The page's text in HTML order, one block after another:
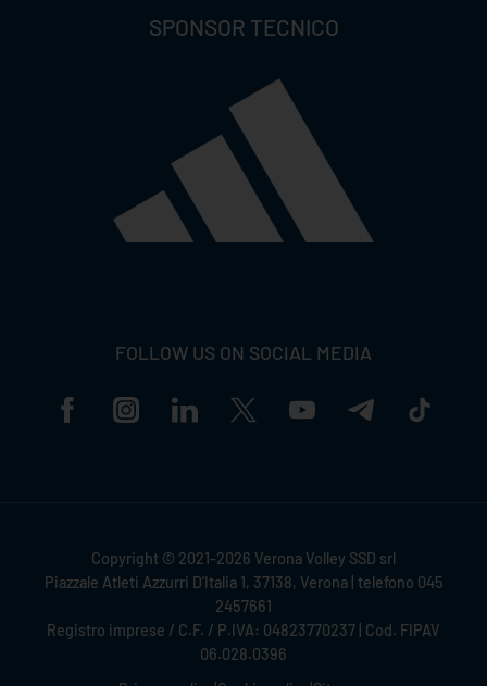
SPONSOR TECNICO
FOLLOW US ON SOCIAL MEDIA
Copyright © 2021-2026 Verona Volley SSD srl
Piazzale Atleti Azzurri D'Italia 1, 37138, Verona | telefono 045
2457661
Registro imprese / C.F. / P.IVA: 04823770237 | Cod. FIPAV
06.028.0396